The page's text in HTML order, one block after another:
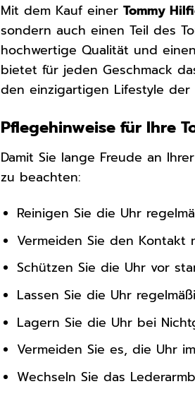
Mit dem Kauf einerTommy
sondern auch einen Teil des
hochwertige Qualität und
bietet für jeden Geschmack
den einzigartigen Lifestyle der
Pflegehinweise für Ihre
Damit Sie lange Freude an
zu beachten:
Reinigen Sie die Uhr
Vermeiden Sie den Kontakt
Schützen Sie die Uhr vor
Lassen Sie die Uhr
Lagern Sie die Uhr bei
Vermeiden Sie es, die Uhr
Wechseln Sie das